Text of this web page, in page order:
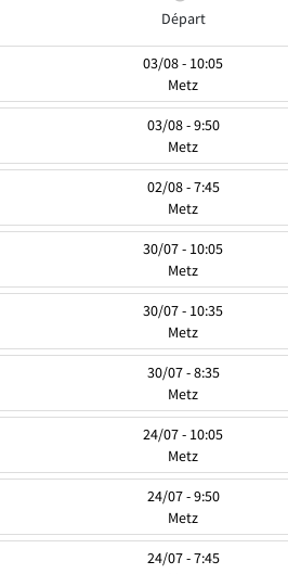
Départ
03/08 - 10:05
Metz
03/08 - 9:50
Metz
02/08 - 7:45
Metz
30/07 - 10:05
Metz
30/07 - 10:35
Metz
30/07 - 8:35
Metz
24/07 - 10:05
Metz
24/07 - 9:50
Metz
24/07 - 7:45